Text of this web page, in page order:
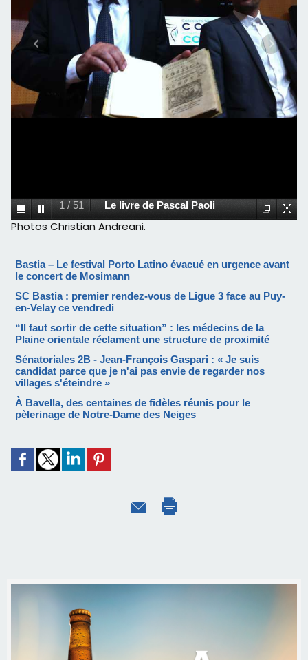
1 / 51 Le livre de Pascal Paoli
Photos Christian Andreani.
Bastia – Le festival Porto Latino évacué en urgence avant
le concert de Mosimann
SC Bastia : premier rendez-vous de Ligue 3 face au Puy-
en-Velay ce vendredi
“Il faut sortir de cette situation” : les médecins de la
Plaine orientale réclament une structure de proximité
Sénatoriales 2B - Jean-François Gaspari : « Je suis
candidat parce que je n'ai pas envie de regarder nos
villages s'éteindre »
À Bavella, des centaines de fidèles réunis pour le
pèlerinage de Notre-Dame des Neiges